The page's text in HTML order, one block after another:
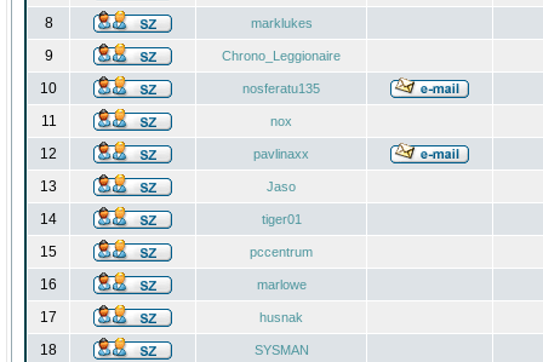
8 marklukes
9 Chrono_Leggionaire
10 nosferatu135
11 nox
12 pavlinaxx
13 Jaso
14 tiger01
15 pccentrum
16 marlowe
17 husnak
18 SYSMAN